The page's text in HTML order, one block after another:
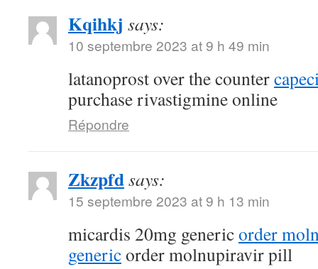
Kqihkj says:
10 septembre 2023 at 9 h 49 min
latanoprost over the counter
purchase rivastigmine online
Répondre
Zkzpfdsays:
15 septembre 2023 at 9 h 13 min
micardis 20mg genericorder
genericorder molnupiravir pill